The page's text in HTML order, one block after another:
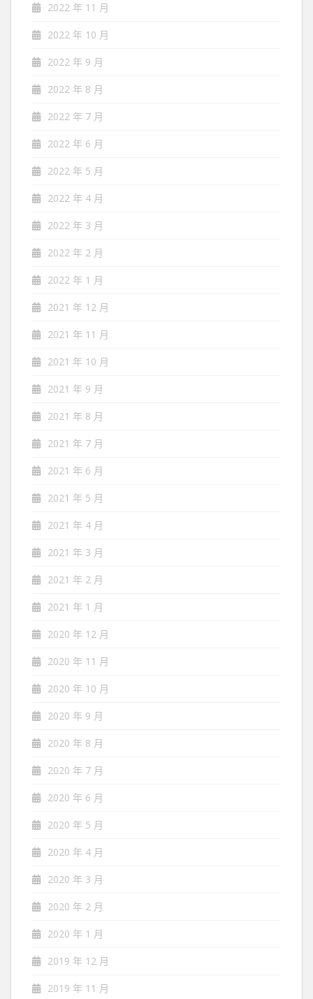
2022 年 11 月
2022 年 10 月
2022 年 9 月
2022 年 8 月
2022 年 7 月
2022 年 6 月
2022 年 5 月
2022 年 4 月
2022 年 3 月
2022 年 2 月
2022 年 1 月
2021 年 12 月
2021 年 11 月
2021 年 10 月
2021 年 9 月
2021 年 8 月
2021 年 7 月
2021 年 6 月
2021 年 5 月
2021 年 4 月
2021 年 3 月
2021 年 2 月
2021 年 1 月
2020 年 12 月
2020 年 11 月
2020 年 10 月
2020 年 9 月
2020 年 8 月
2020 年 7 月
2020 年 6 月
2020 年 5 月
2020 年 4 月
2020 年 3 月
2020 年 2 月
2020 年 1 月
2019 年 12 月
2019 年 11 月